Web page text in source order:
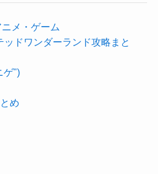
メ・ゲーム
ドワンダーランド攻略まと
ゲ")
め